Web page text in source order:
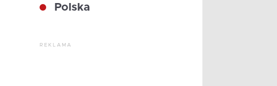
Polska
REKLAMA